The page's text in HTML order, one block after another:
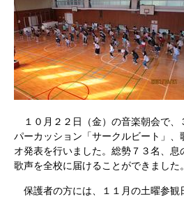
１０月２２日（金）の音楽朝会で、
パーカッション「サークルビート」
オ発表を行いました。総勢７３名、
歌声を全校に届けることができました。
保護者の方には、１１月の土曜参観